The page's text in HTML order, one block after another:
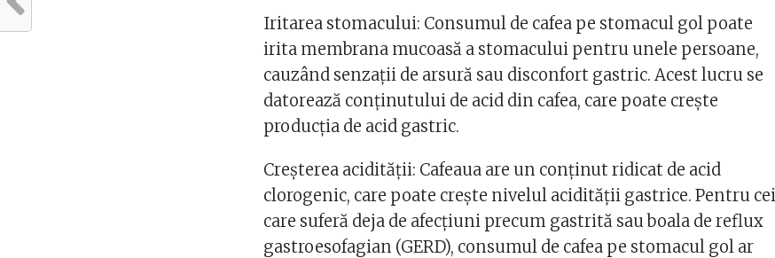
Iritarea stomacului: Consumul de cafea pe stomacul gol poate
irita membrana mucoasă a stomacului pentru unele persoane,
cauzând senzații de arsură sau disconfort gastric. Acest lucru se
datorează conținutului de acid din cafea, care poate crește
producția de acid gastric.
Creșterea acidității: Cafeaua are un conținut ridicat de acid
clorogenic, care poate crește nivelul acidității gastrice. Pentru cei
care suferă deja de afecțiuni precum gastrită sau boala de reflux
gastroesofagian (GERD), consumul de cafea pe stomacul gol ar